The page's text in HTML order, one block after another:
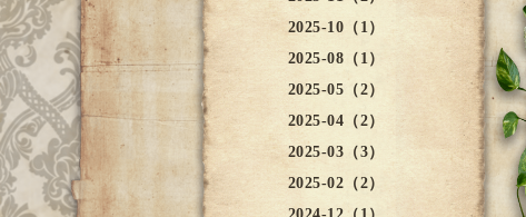
2025-10（1）
2025-08（1）
2025-05（2）
2025-04（2）
2025-03（3）
2025-02（2）